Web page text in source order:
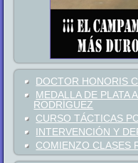
DOCTOR HONORIS
MEDALLA DE PLATA
RODRÍGUEZ
CURSO TÁCTICAS
INTERVENCIÓN Y
COMIENZO CLASES